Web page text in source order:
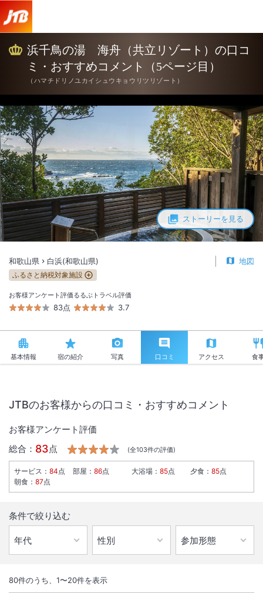
ストーリーを見る
浜千鳥の湯 海舟（共立リゾート）の口コ
ミ・おすすめコメント（5ページ目）
（ ハマチドリノユカイシュウキョウリツリゾート ）
和歌山県 白浜(和歌山県) 地図
ふるさと納税対象施設
お客様アンケート評価
83点
るるぶトラベル評価
3.7
基本情報 宿の紹介 写真 口コミ アクセス 食
JTBのお客様からの口コミ・おすすめコメント
お客様アンケート評価
総合： 83点 (全103件の評価)
サービス ： 84点 部屋 ： 86点 大浴場 ： 85点 夕食 ： 85点
朝食 ： 87点
条件で絞り込む
80件のうち、 1〜20件を表示